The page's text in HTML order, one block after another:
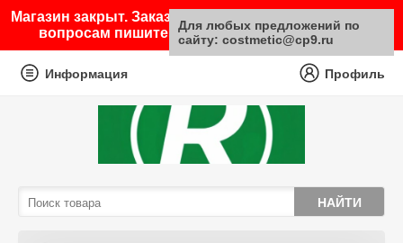
Магазин закрыт. Заказы не принимаются. По любым
вопросам пишите на почту sale@costmetic.ru
Информация Профиль
Для любых предложений по
сайту: costmetic@cp9.ru